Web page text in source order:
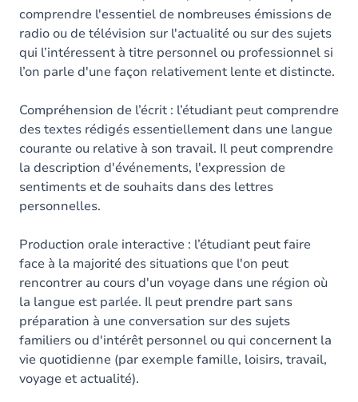
comprendre l'essentiel de nombreuses émissions de
radio ou de télévision sur l'actualité ou sur des sujets
qui l’intéressent à titre personnel ou professionnel si
l’on parle d'une façon relativement lente et distincte.
Compréhension de l’écrit : l’étudiant peut comprendre
des textes rédigés essentiellement dans une langue
courante ou relative à son travail. Il peut comprendre
la description d'événements, l'expression de
sentiments et de souhaits dans des lettres
personnelles.
Production orale interactive : l’étudiant peut faire
face à la majorité des situations que l'on peut
rencontrer au cours d'un voyage dans une région où
la langue est parlée. Il peut prendre part sans
préparation à une conversation sur des sujets
familiers ou d'intérêt personnel ou qui concernent la
vie quotidienne (par exemple famille, loisirs, travail,
voyage et actualité).